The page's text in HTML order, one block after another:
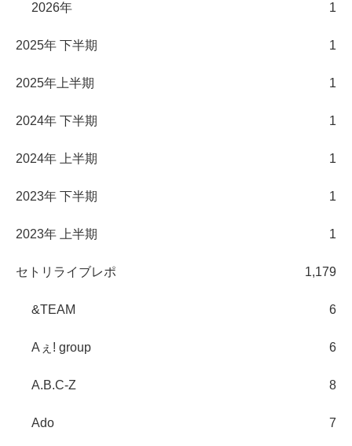
2026年 1
2025年 下半期 1
2025年上半期 1
2024年 下半期 1
2024年 上半期 1
2023年 下半期 1
2023年 上半期 1
セトリライブレポ 1,179
&TEAM 6
Aぇ! group 6
A.B.C-Z 8
Ado 7